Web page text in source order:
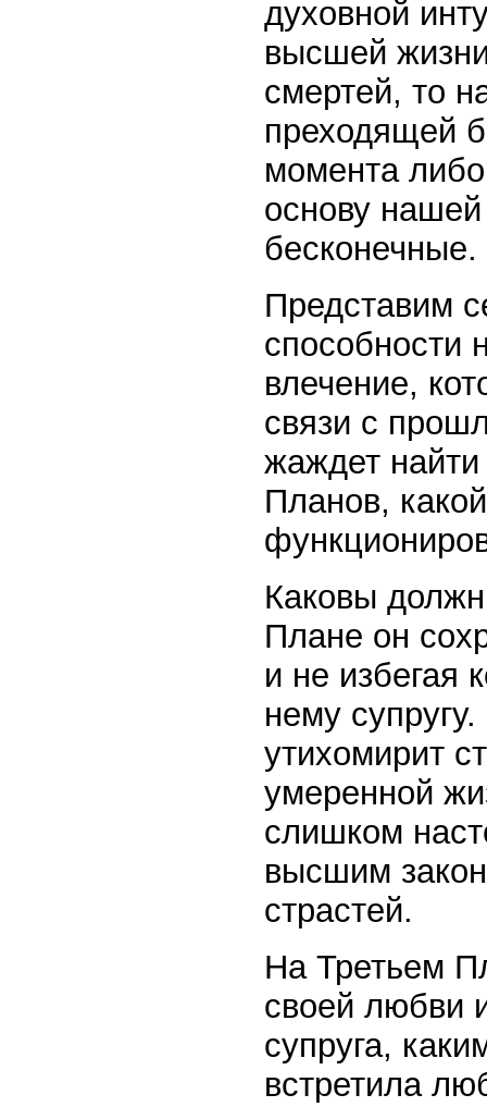
духовной
высшей
смертей, то
преходящей
момента
основу
бесконечные.
Представим
способности
влечение,
связи с
жаждет
Планов,
Каковы
Плане он
и не избегая
нему
утихомирит
умеренной
слишком
высшим
страстей.
На Третьем
своей любви
супруга,
встретила